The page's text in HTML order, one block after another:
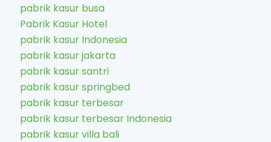
pabrik kasur busa
Pabrik Kasur Hotel
pabrik kasur Indonesia
pabrik kasur jakarta
pabrik kasur santri
pabrik kasur springbed
pabrik kasur terbesar
pabrik kasur terbesar Indonesia
pabrik kasur villa bali